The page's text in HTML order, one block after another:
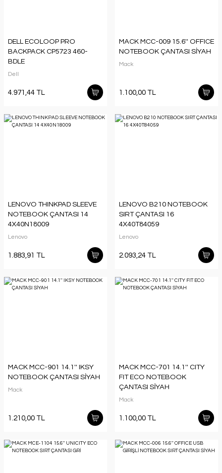
DELL ECOLOOP PRO
BACKPACK CP5723 460-
BDLE
Dell
4.971,44 TL
MACK MCC-009 15.6'' OFFICE
NOTEBOOK ÇANTASI SİYAH
Mack
1.100,00 TL
LENOVO THINKPAD SLEEVE
NOTEBOOK ÇANTASI 14
4X40N18009
Lenovo
1.883,91 TL
LENOVO B210 NOTEBOOK
SIRT ÇANTASI 16
4X40T84059
Lenovo
2.093,24 TL
MACK MCC-901 14.1'' IKSY
NOTEBOOK ÇANTASI SİYAH
Mack
1.210,00 TL
MACK MCC-701 14.1'' CITY
FIT ECO NOTEBOOK
ÇANTASI SİYAH
Mack
1.100,00 TL